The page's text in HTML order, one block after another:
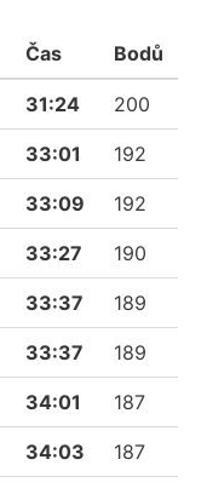
Čas Bodů
31:24 200
33:01 192
33:09 192
33:27 190
33:37 189
33:37 189
34:01 187
34:03 187